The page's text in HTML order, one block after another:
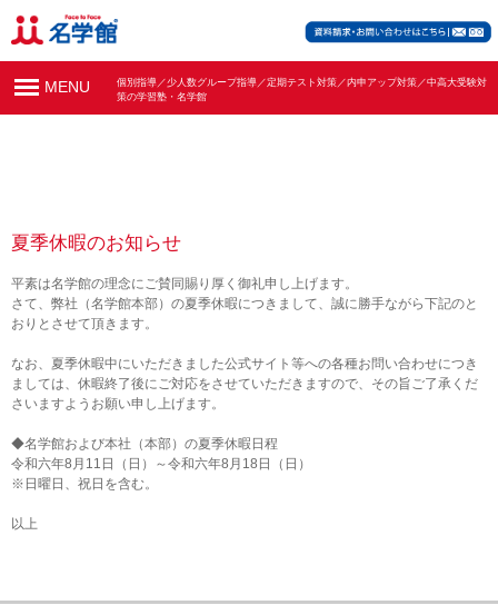
MENU
個別指導／少人数グループ指導／定期テスト対策／内申アップ対策／中高大受験対
策の学習塾・名学館
夏季休暇のお知らせ
平素は名学館の理念にご賛同賜り厚く御礼申し上げます。
さて、弊社（名学館本部）の夏季休暇につきまして、誠に勝手ながら下記のと
おりとさせて頂きます。
なお、夏季休暇中にいただきました公式サイト等への各種お問い合わせにつき
ましては、休暇終了後にご対応をさせていただきますので、その旨ご了承くだ
さいますようお願い申し上げます。
◆名学館および本社（本部）の夏季休暇日程
令和六年8月11日（日）～令和六年8月18日（日）
※日曜日、祝日を含む。
以上